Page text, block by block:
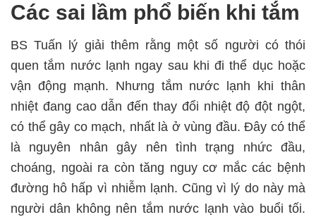
Các sai lầm phổ biến khi tắm
BS Tuấn lý giải thêm rằng một số người có thói
quen tắm nước lạnh ngay sau khi đi thể dục hoặc
vận động mạnh. Nhưng tắm nước lạnh khi thân
nhiệt đang cao dẫn đến thay đổi nhiệt độ đột ngột,
có thể gây co mạch, nhất là ở vùng đầu. Đây có thể
là nguyên nhân gây nên tình trạng nhức đầu,
choáng, ngoài ra còn tăng nguy cơ mắc các bệnh
đường hô hấp vì nhiễm lạnh. Cũng vì lý do này mà
người dân không nên tắm nước lạnh vào buổi tối.